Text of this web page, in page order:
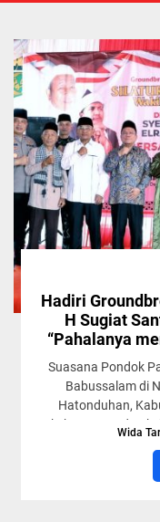
Hadiri
H Sugiat
“Pahalanya
Suasana Pondok
Babussalam di
Hatonduhan,
kehangatan dan
Wida